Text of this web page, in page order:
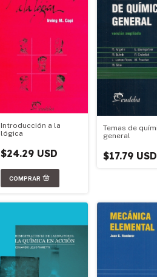
Introducción a la
lógica
$24.29 USD
Temas de
general
$17.79 USD